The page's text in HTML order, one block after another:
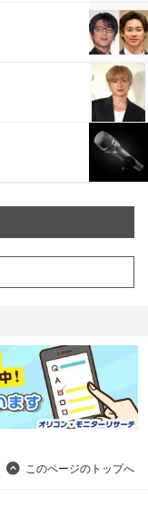
このページのトップへ